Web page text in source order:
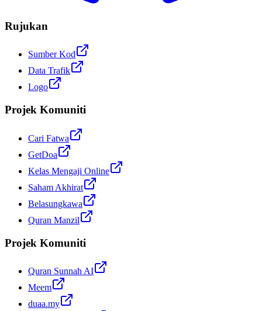
Rujukan
Sumber Kod
Data Trafik
Logo
Projek Komuniti
Cari Fatwa
GetDoa
Kelas Mengaji Online
Saham Akhirat
Belasungkawa
Quran Manzil
Projek Komuniti
Quran Sunnah AI
Meem
duaa.my